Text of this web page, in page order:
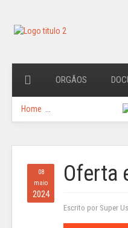
ORGÃOS
Home
08
maio
2024
Oferta
Escrito por Super